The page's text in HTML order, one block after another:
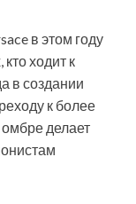
в этом году
ходит к
в создании
к более
делает